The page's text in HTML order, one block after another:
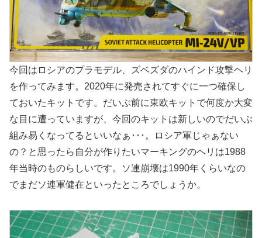
今回はロシアのプラモデル、ズベズダのハインド攻撃ヘリ
を作ってみます。2020年に発売されてすぐに一つ確保し
ておいたキットです。だいぶ前に東欧キットで何度か大変
な目に遭っていますが、今回のキットは新しいのでだいぶ
組み易くなってるといいなぁ･･･。ロシア軍じゃぁない
の？と思ったら自分が作りたいマーキングのヘリは1988
年当時のものらしいです。ソ連崩壊は1990年くらいなの
でまだソ連軍健在といったところでしょうか。